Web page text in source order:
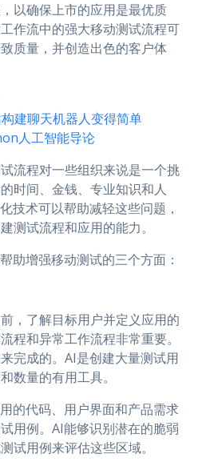
以确保上市的应用是最优质
作流中的强大移动测试流程可
质量，并创造出色的客户体
建聊天机器人变得简单
人工智能导论
流程对一些组织来说是一个挑
时间、金钱、专业知识和人
技术可以帮助减轻这些问题，
测试流程和应用的能力。
助增强移动测试的三个方面：
，了解目标用户并定义应用的
程和异常工作流程非常重要。
完成的。AI是创建大量测试用
数量的有用工具。
的代码、用户界面和产品需求
用例。AI能够识别潜在的脆弱
试用例来评估这些区域。